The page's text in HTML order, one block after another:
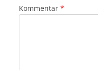
Kommentar *